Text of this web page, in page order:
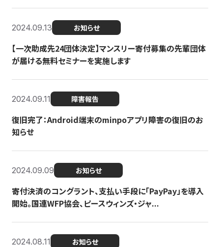
2024.09.13 お知らせ
【一次助成先24団体決定】マンスリー寄付募集の先輩団体
が届ける無料セミナーを実施します
2024.09.11 障害報告
復旧完了：Android端末のminpoアプリ障害の復旧のお
知らせ
2024.09.09 お知らせ
寄付決済のコングラント、支払い手段に「PayPay」を導入
開始。国連WFP協会、ピースウィンズ・ジャ...
2024.08.11 お知らせ